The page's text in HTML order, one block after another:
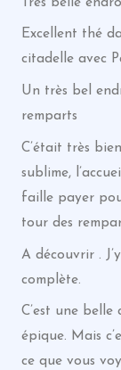
Excellent thé
citadelle avec
Un très bel
remparts
C’était très
sublime,
faille payer
tour des
A découvrir .
complète.
C’est une
épique. Mais
ce que vous